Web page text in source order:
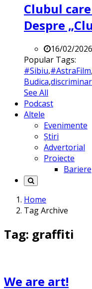
Clubul
Despre
16/02/2026
Popular Tags:
#Sibiu,#AstraFilm,
Budica,
See All
Podcast
Altele
Evenimente
Știri
Advertorial
Proiecte
Bariere
Home
Tag Archive
Tag: graffiti
We are art!